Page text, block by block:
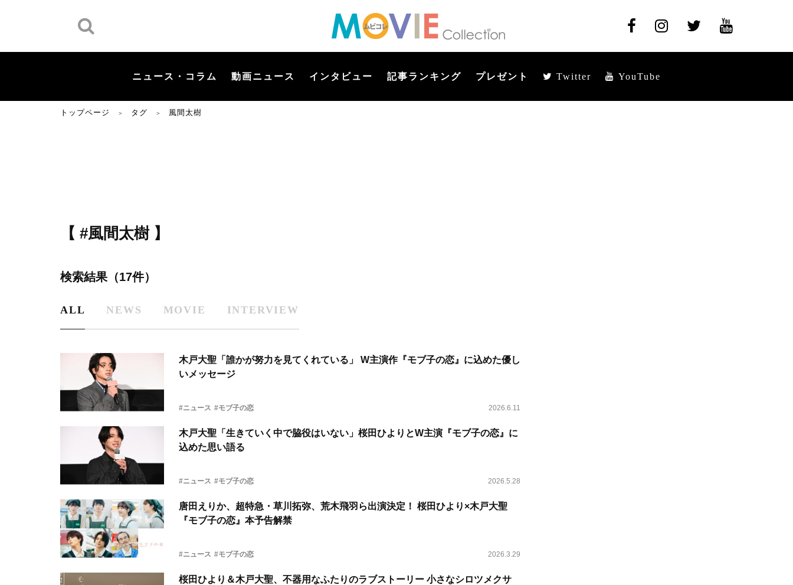
ニュース・コラム 動画ニュース インタビュー 記事ランキング プレゼント Twitter YouTube
トップページ ＞ タグ ＞ 風間太樹
【 #風間太樹 】
検索結果（17件）
ALL NEWS MOVIE INTERVIEW
木戸大聖「誰かが努力を見てくれている」 W主演作『モブ子の恋』に込めた優し
いメッセージ
#ニュース #モブ子の恋 2026.6.11
木戸大聖「生きていく中で脇役はいない」桜田ひよりとW主演『モブ子の恋』に
込めた思い語る
#ニュース #モブ子の恋 2026.5.28
唐田えりか、超特急・草川拓弥、荒木飛羽ら出演決定！ 桜田ひより×木戸大聖
『モブ子の恋』本予告解禁
#ニュース #モブ子の恋 2026.3.29
桜田ひより＆木戸大聖、不器用なふたりのラブストーリー 小さなシロツメクサ